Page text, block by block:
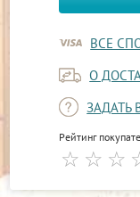
ВСЕ
О
ЗАДАТЬ
Рейтинг